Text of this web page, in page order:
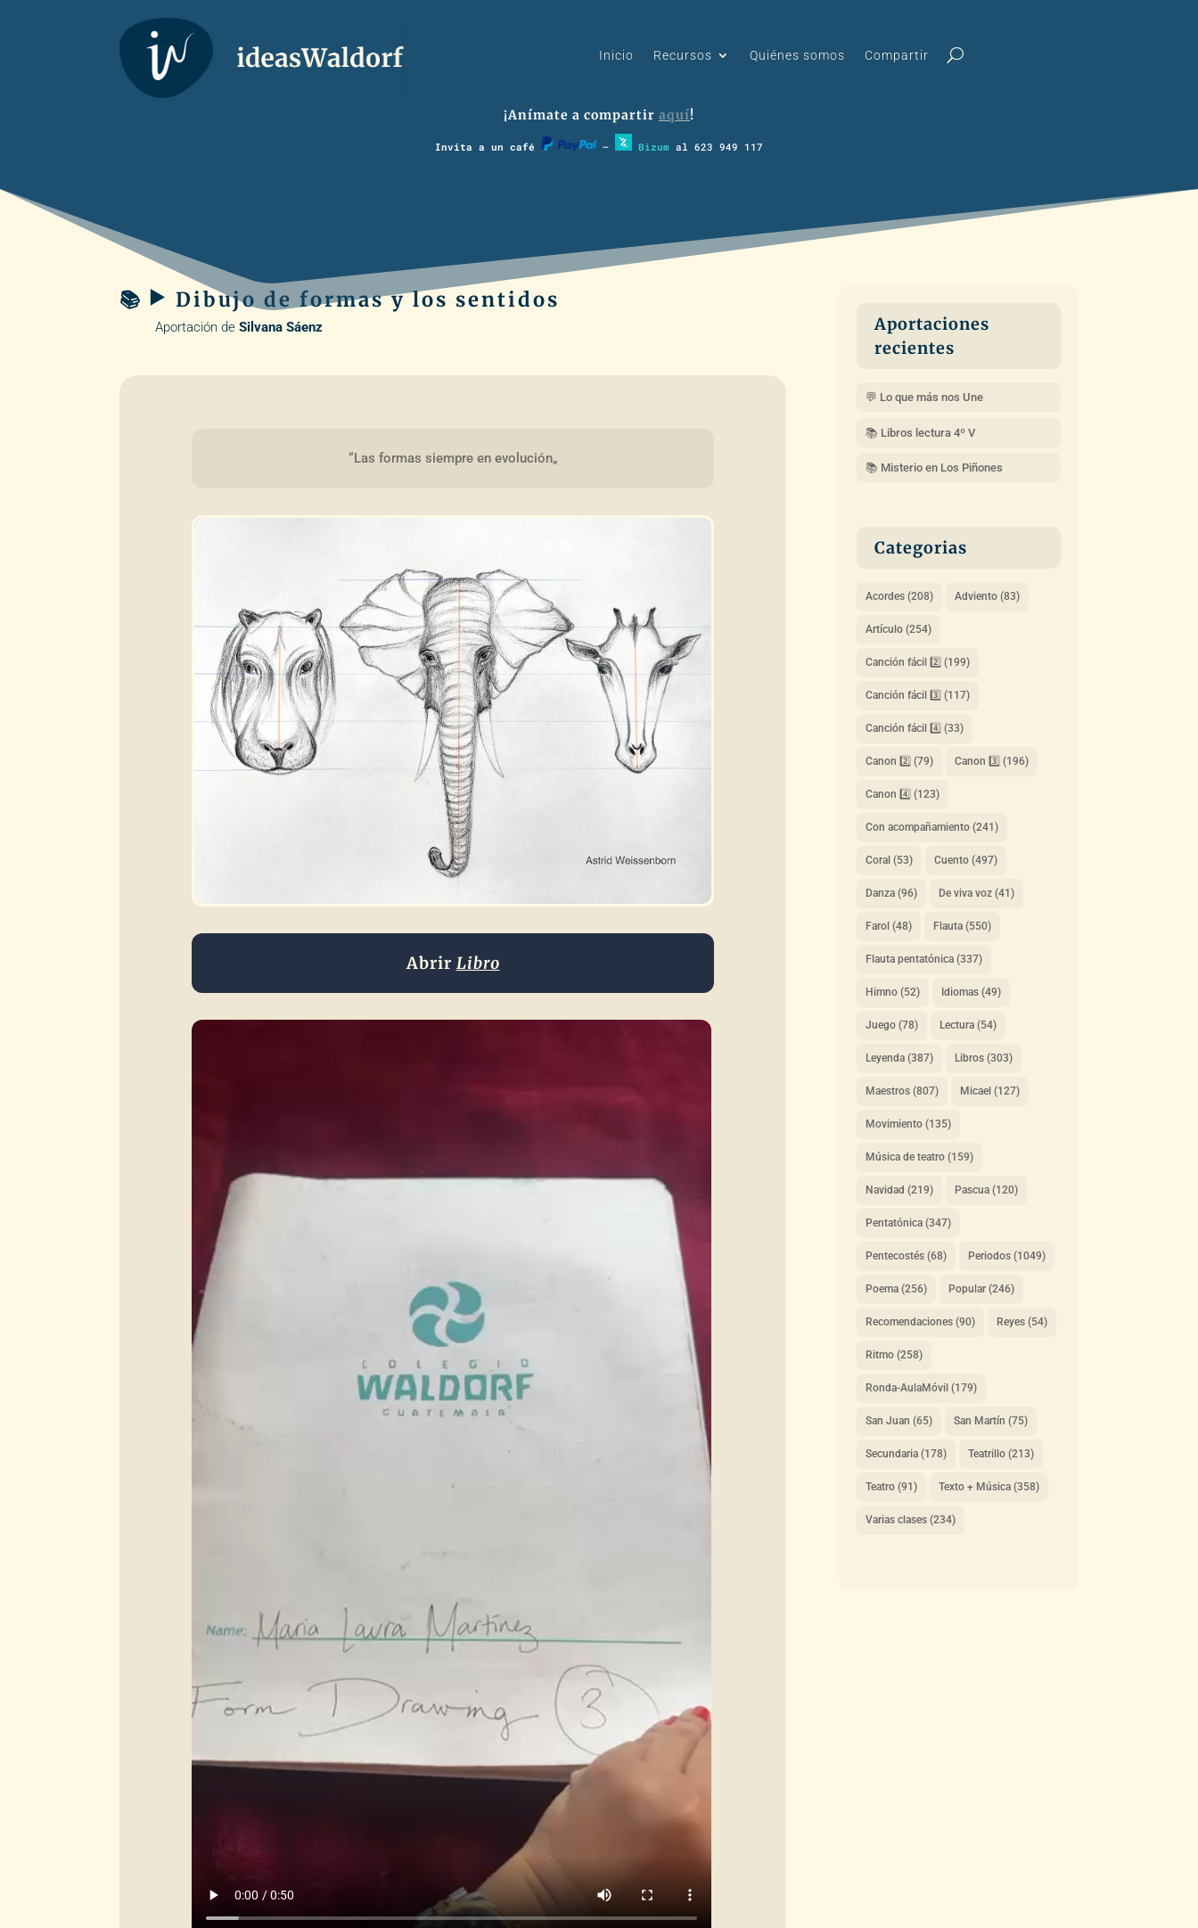
Inicio Recursos Quiénes somos Compartir
¡Anímate a compartir aquí!
Invita a un café – Bizum al 623 949 117
📚 ▶️ Dibujo de formas y los sentidos
Aportación deSilvana Sáenz
“Las formas siempre en evolución„
Abrir Libro
Aportaciones
recientes
💬 Lo que más nos Une
📚 Libros lectura 4º V
📚 Misterio en Los Piñones
Categorias
Acordes(208) Adviento(83)
Artículo(254)
Canción fácil 2️⃣ (199)
Canción fácil 3️⃣ (117)
Canción fácil 4️⃣ (33)
Canon 2️⃣ (79) Canon 3️⃣ (196)
Canon 4️⃣ (123)
Con acompañamiento(241)
Coral (53) Cuento(497)
Danza(96) De viva voz(41)
Farol (48) Flauta(550)
Flauta pentatónica(337)
Himno(52) Idiomas(49)
Juego(78) Lectura(54)
Leyenda(387) Libros(303)
Maestros(807) Micael (127)
Movimiento(135)
Música de teatro(159)
Navidad (219) Pascua(120)
Pentatónica(347)
Pentecostés(68) Periodos(1049)
Poema(256) Popular(246)
Recomendaciones(90) Reyes(54)
Ritmo(258)
Ronda-AulaMóvil (179)
San Juan (65) San Martín (75)
Secundaria(178) Teatrillo(213)
Teatro(91) Texto + Música(358)
Varias clases(234)